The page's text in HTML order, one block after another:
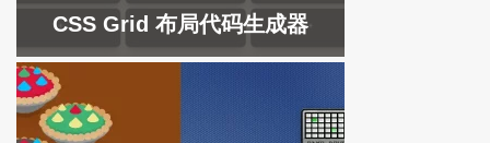
CSS Grid 布局代码生成器